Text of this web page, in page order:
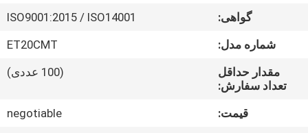
دربارهی
کارخانه
گواهی:
ISO9001:2015 / ISO14001
شماره مدل:
ET20CMT
مقدار حداقل
تعداد سفارش:
(100 عددی)
قیمت:
negotiable